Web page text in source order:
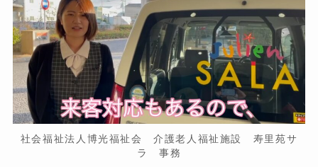
社会福祉法人博光福祉会 介護老人福祉施設 寿里苑サ
ラ 事務